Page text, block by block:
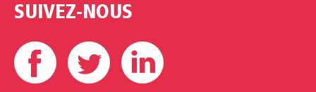
SUIVEZ-NOUS
Facebook Twitter